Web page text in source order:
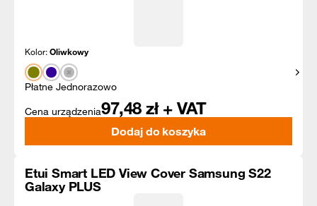
Kolor:Oliwkowy
Płatne Jednorazowo
Cena urządzenia97,48 zł + VAT
Dodaj do koszyka
Etui Smart LED View Cover Samsung S22
Galaxy PLUS